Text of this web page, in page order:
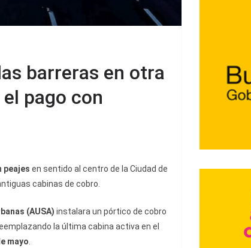
barreras en otra
pago con
peajes en sentido al centro de la Ciudad de
cabinas de cobro.
(AUSA) instalara un pórtico de cobro
la última cabina activa en el
mayo.